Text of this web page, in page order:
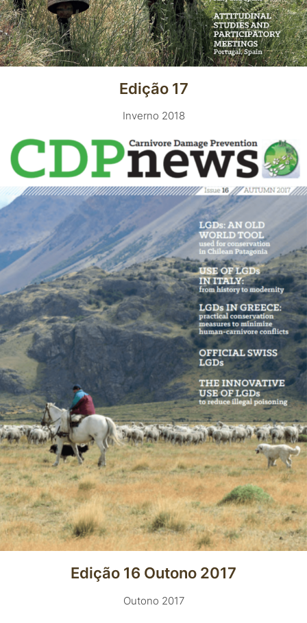
Edição 17
Inverno 2018
Edição 16 Outono 2017
Outono 2017